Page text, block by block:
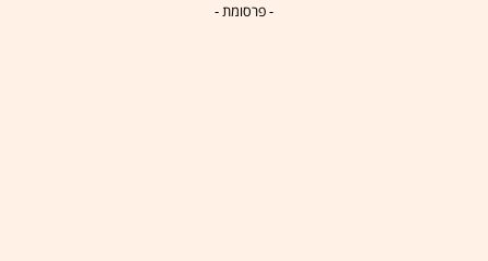
- פרסומת -